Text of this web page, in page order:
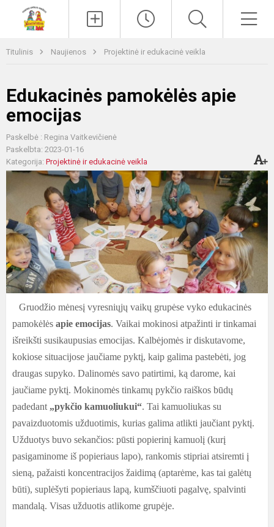
Titulinis Naujienos Projektinė ir edukacinė veikla
Edukacinės pamokėlės apie
emocijas
Paskelbė : Regina Vaitkevičienė
Paskelbta: 2023-01-16
Kategorija: Projektinė ir edukacinė veikla
Gruodžio mėnesį vyresniųjų vaikų grupėse vyko edukacinės
pamokėlės apie emocijas. Vaikai mokinosi atpažinti ir tinkamai
išreikšti susikaupusias emocijas. Kalbėjomės ir diskutavome,
kokiose situacijose jaučiame pyktį, kaip galima pastebėti, jog
draugas supyko. Dalinomės savo patirtimi, ką darome, kai
jaučiame pyktį. Mokinomės tinkamų pykčio raiškos būdų
padedant „pykčio kamuoliukui“. Tai kamuoliukas su
pavaizduotomis užduotimis, kurias galima atlikti jaučiant pyktį.
Užduotys buvo sekančios: pūsti popierinį kamuolį (kurį
pasigaminome iš popieriaus lapo), rankomis stipriai atsiremti į
sieną, pažaisti koncentracijos žaidimą (aptarėme, kas tai galėtų
būti), suplėšyti popieriaus lapą, kumščiuoti pagalvę, spalvinti
mandalą. Visas užduotis atlikome grupėje.